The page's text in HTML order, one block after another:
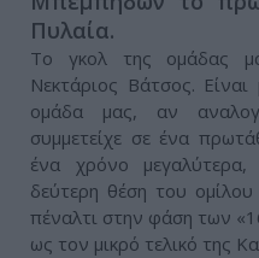
Πυλαία.
Το γκολ της ομάδας
Νεκτάριος Βάτσος.
ομάδα μας, αν
συμμετείχε σε ένα
ένα χρόνο
δεύτερη θέση του
πέναλτι στην φάση των
ως τον μικρό τελικό της